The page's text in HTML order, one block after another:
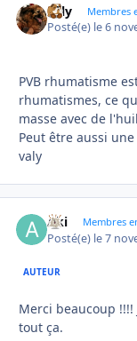
valy Membres
Posté(e) le 6
PVB rhumatisme
rhumatismes, ce
masse avec de
Peut être aussi
valy
Aki Membres
Posté(e) le 7
AUTEUR
Merci beaucoup
tout ça.